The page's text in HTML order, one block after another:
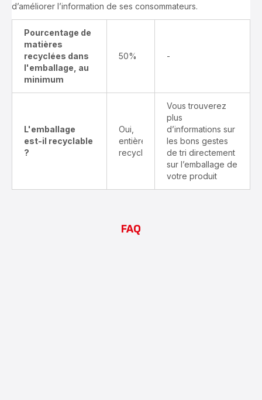
d’améliorer l’information de ses consommateurs.
Pourcentage de
matières
recyclées dans
l'emballage, au
minimum
50% -
L'emballage
est-il recyclable
?
Oui,
entièrement
recyclable
Vous trouverez
plus
d’informations sur
les bons gestes
de tri directement
sur l’emballage de
votre produit
FAQ